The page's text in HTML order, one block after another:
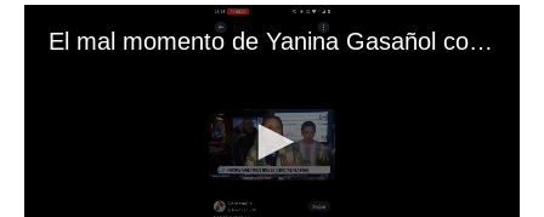
El mal momento de Yanina Gasañol con un hincha argentino en "Subrayado"